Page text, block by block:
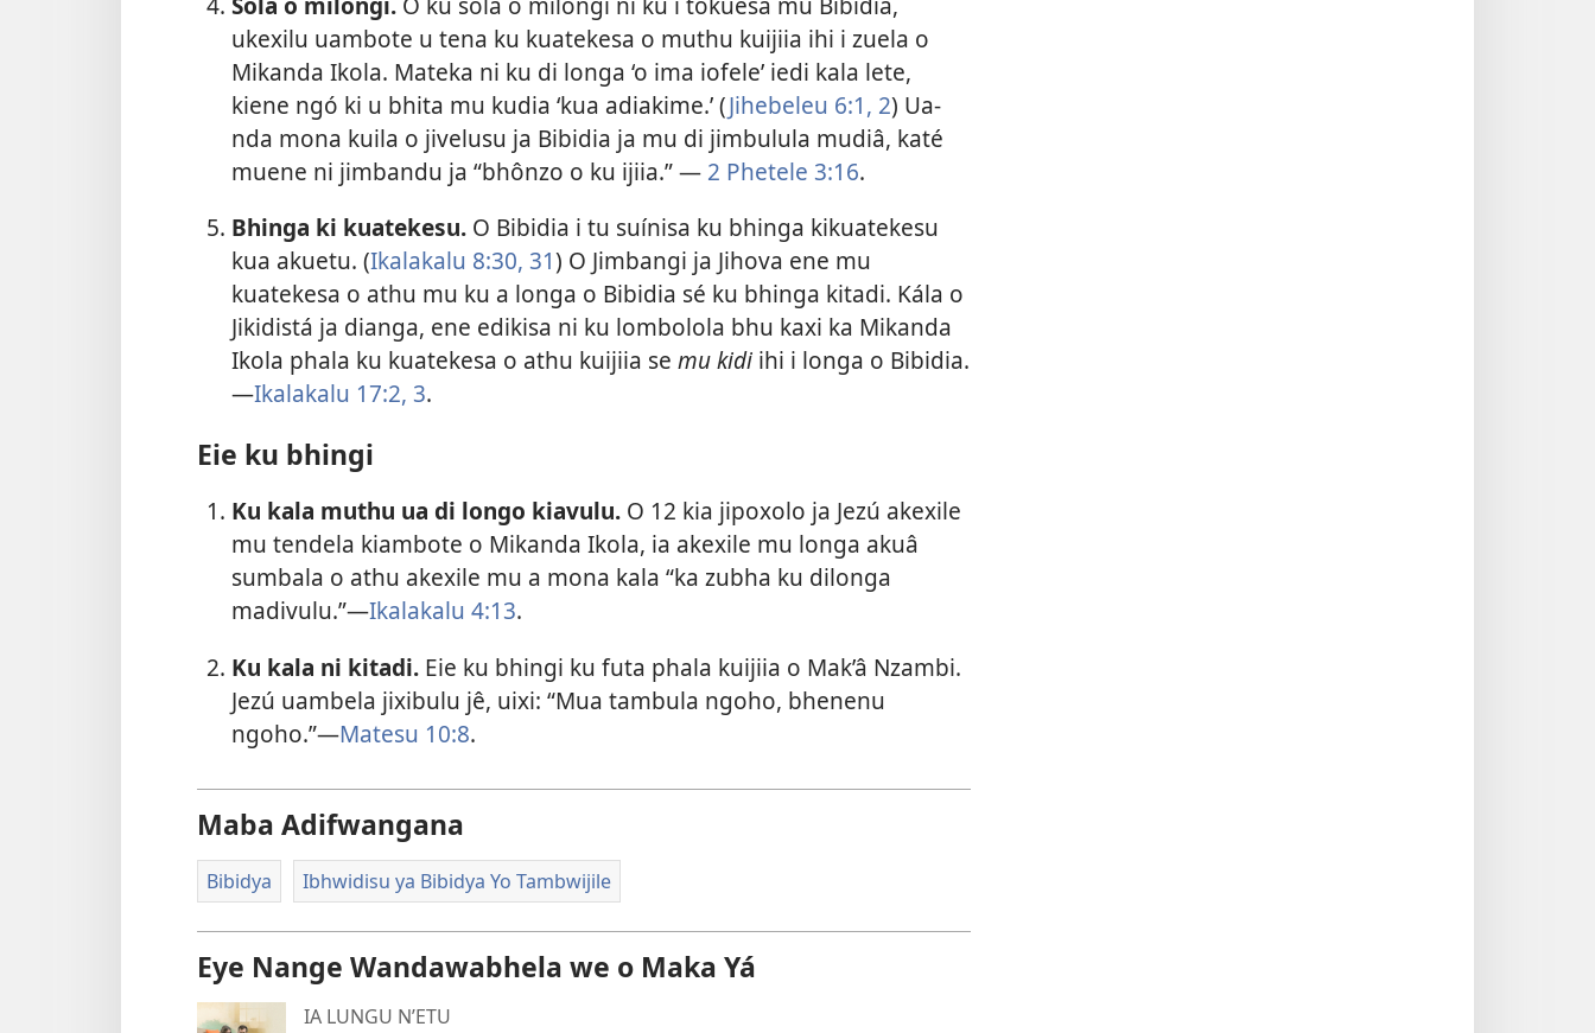
ukexilu uambote u tena ku kuatekesa o muthu kuijiia ihi i zuela o
Mikanda Ikola. Mateka ni ku di longa ‘o ima iofele’ iedi kala lete,
kiene ngó ki u bhita mu kudia ‘kua adiakime.’ (Jihebeleu 6:1, 2) Ua-
nda mona kuila o jivelusu ja Bibidia ja mu di jimbulula mudiâ, katé
muene ni jimbandu ja “bhônzo o ku ijiia.” — 2 Phetele 3:16.
Bhinga ki kuatekesu.O Bibidia i tu suínisa ku bhinga kikuatekesu
kua akuetu. (Ikalakalu 8:30, 31) O Jimbangi ja Jihova ene mu
kuatekesa o athu mu ku a longa o Bibidia sé ku bhinga kitadi. Kála o
Jikidistá ja dianga, ene edikisa ni ku lombolola bhu kaxi ka Mikanda
Ikola phala ku kuatekesa o athu kuijiia se mu kidiihi i longa o Bibidia.
—Ikalakalu 17:2, 3.
Eie ku bhingi
Ku kala muthu ua di longo kiavulu.O 12 kia jipoxolo ja Jezú akexile
mu tendela kiambote o Mikanda Ikola, ia akexile mu longa akuâ
sumbala o athu akexile mu a mona kala “ka zubha ku dilonga
madivulu.”—Ikalakalu 4:13.
Ku kala ni kitadi.Eie ku bhingi ku futa phala kuijiia o Mak’â Nzambi.
Jezú uambela jixibulu jê, uixi: “Mua tambula ngoho, bhenenu
ngoho.”—Matesu 10:8.
Maba Adifwangana
Bibidya Ibhwidisu ya Bibidya Yo Tambwijile
Eye Nange Wandawabhela we o Maka Yá
IA LUNGU N’ETU